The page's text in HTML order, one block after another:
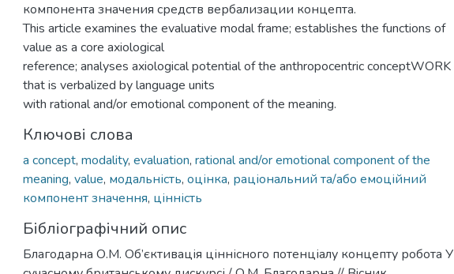
компонента значения средств вербализации концепта.
This article examines the evaluative modal frame; establishes the functions of
value as a core axiological
reference; analyses axiological potential of the anthropocentric conceptWORK
that is verbalized by language units
with rational and/or emotional component of the meaning.
Ключові слова
a concept, modality, evaluation, rational and/or emotional component of the
meaning, value, модальність, оцінка, раціональний та/або емоційний
компонент значення, цінність
Бібліографічний опис
Благодарна О.М. Об’єктивація ціннісного потенціалу концепту робота У